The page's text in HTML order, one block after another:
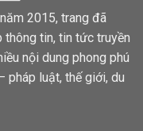
2015, trang đã
thông tin, tin tức truyền
nội dung phong phú
pháp luật, thế giới, du